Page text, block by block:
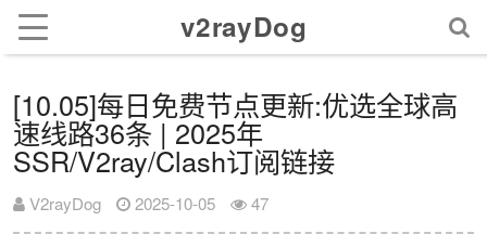
v2rayDog
[10.05]每日免费节点更新:优选全球高
速线路36条 | 2025年
SSR/V2ray/Clash订阅链接
V2rayDog 2025-10-05 47